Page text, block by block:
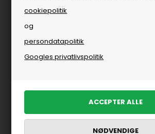
cookiepolitik
og
persondatapolitik
Googles privatlivspolitik
Herre Brands Jack & Jones
FILTRER PRODUKTER